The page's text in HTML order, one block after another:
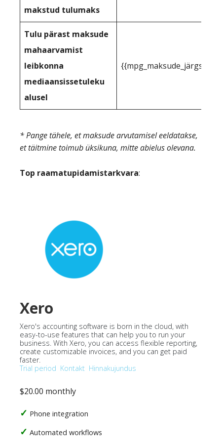
makstud tulumaks
Tulu pärast maksude
mahaarvamist
leibkonna
mediaansissetuleku
alusel
* Pange tähele, et maksude arvutamisel eeldatakse,
et täitmine toimub üksikuna, mitte abielus olevana.
Top raamatupidamistarkvara:
Xero
Xero's accounting software is born in the cloud, with
easy-to-use features that can help you to run your
business. With Xero, you can access flexible reporting,
create customizable invoices, and you can get paid
faster.
Trial period Kontakt Hinnakujundus
$20.00 monthly
Phone integration
Automated workflows